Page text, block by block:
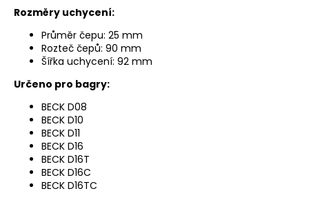
Rozměry uchycení:
Průměr čepu: 25 mm
Rozteč čepů: 90 mm
Šířka uchycení: 92 mm
Určeno pro bagry:
BECK D08
BECK D10
BECK D11
BECK D16
BECK D16T
BECK D16C
BECK D16TC